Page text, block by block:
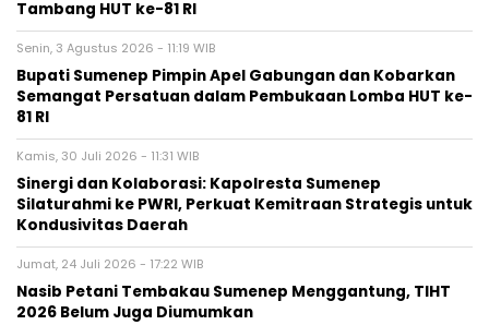
Tambang HUT ke-81 RI
Senin, 3 Agustus 2026 - 11:19 WIB
Bupati Sumenep Pimpin Apel Gabungan dan Kobarkan
Semangat Persatuan dalam Pembukaan Lomba HUT ke-
81 RI
Kamis, 30 Juli 2026 - 11:31 WIB
Sinergi dan Kolaborasi: Kapolresta Sumenep
Silaturahmi ke PWRI, Perkuat Kemitraan Strategis untuk
Kondusivitas Daerah
Jumat, 24 Juli 2026 - 17:22 WIB
Nasib Petani Tembakau Sumenep Menggantung, TIHT
2026 Belum Juga Diumumkan